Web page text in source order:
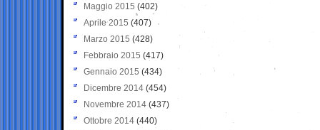
Maggio 2015 (402)
Aprile 2015 (407)
Marzo 2015 (428)
Febbraio 2015 (417)
Gennaio 2015 (434)
Dicembre 2014 (454)
Novembre 2014 (437)
Ottobre 2014 (440)